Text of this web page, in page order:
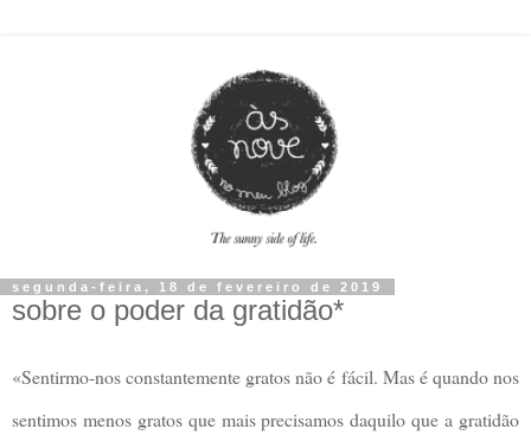
segunda-feira, 18 de fevereiro de 2019
sobre o poder da gratidão*
«Sentirmo-nos constantemente gratos não é fácil. Mas é quando nos
sentimos menos gratos que mais precisamos daquilo que a gratidão